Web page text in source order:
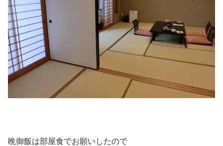
晩御飯は部屋食でお願いしたので